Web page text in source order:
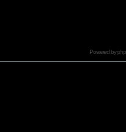
Powered by